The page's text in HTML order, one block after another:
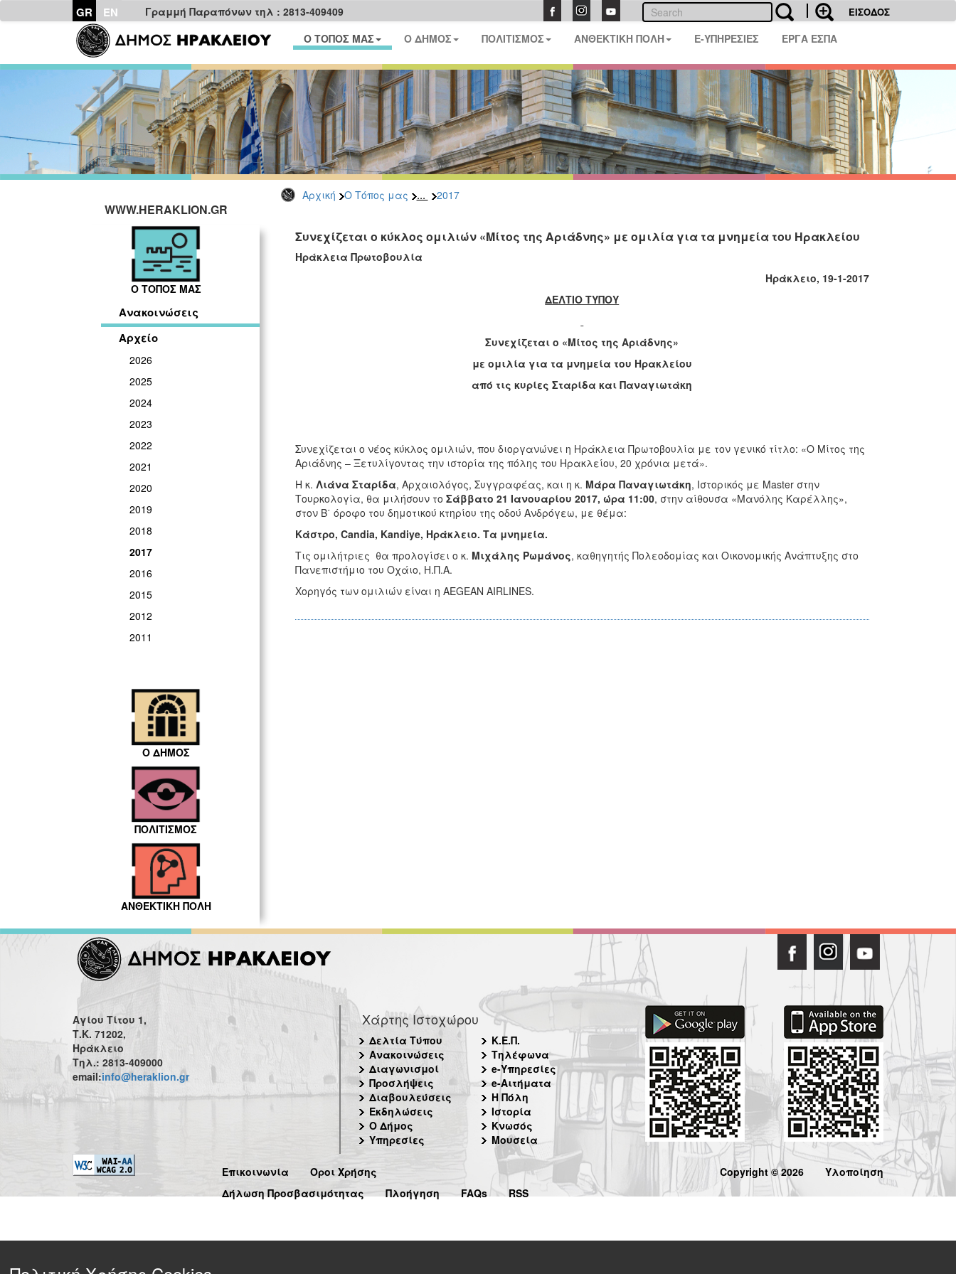
GR EN Γραμμή Παραπόνων τηλ : 2813-409409 ΕΙΣΟΔΟΣ
Ο ΤΟΠΟΣ ΜΑΣ Ο ΔΗΜΟΣ ΠΟΛΙΤΙΣΜΟΣ ΑΝΘΕΚΤΙΚΗ ΠΟΛΗ E-ΥΠΗΡΕΣΙΕΣ ΕΡΓΑ ΕΣΠΑ
Αρχική Ο Τόπος μας ... 2017
WWW.HERAKLION.GR
Ο ΤΟΠΟΣ ΜΑΣ
Ανακοινώσεις
Αρχείο
2026
2025
2024
2023
2022
2021
2020
2019
2018
2017
2016
2015
2012
2011
Ο ΔΗΜΟΣ
ΠΟΛΙΤΙΣΜΟΣ
ΑΝΘΕΚΤΙΚΗ ΠΟΛΗ
Συνεχίζεται ο κύκλος ομιλιών «Μίτος της Αριάδνης» με ομιλία για τα μνημεία του Ηρακλείου
Ηράκλεια Πρωτοβουλία
Ηράκλειο, 19-1-2017
ΔΕΛΤΙΟ ΤΥΠΟΥ
Συνεχίζεται ο «Μίτος της Αριάδνης»
με ομιλία για τα μνημεία του Ηρακλείου
από τις κυρίες Σταρίδα και Παναγιωτάκη
Συνεχίζεται ο νέος κύκλος ομιλιών, που διοργανώνει η Ηράκλεια Πρωτοβουλία με τον γενικό τίτλο: «Ο Μίτος της
Αριάδνης – Ξετυλίγοντας την ιστορία της πόλης του Ηρακλείου, 20 χρόνια μετά».
Η κ. Λιάνα Σταρίδα, Αρχαιολόγος, Συγγραφέας, και η κ. Μάρα Παναγιωτάκη, Ιστορικός με Master στην
Τουρκολογία, θα μιλήσουν το Σάββατο 21 Ιανουαρίου 2017, ώρα 11:00, στην αίθουσα «Μανόλης Καρέλλης»,
στον Β΄ όροφο του δημοτικού κτηρίου της οδού Ανδρόγεω, με θέμα:
Κάστρο, Candia, Kandiye, Ηράκλειο. Τα μνημεία.
Τις ομιλήτριες θα προλογίσει ο κ. Μιχάλης Ρωμάνος, καθηγητής Πολεοδομίας και Οικονομικής Ανάπτυξης στο
Πανεπιστήμιο του Οχάιο, Η.Π.Α.
Χορηγός των ομιλιών είναι η AEGEAN AIRLINES.
Αγίου Τίτου 1,
Τ.Κ. 71202,
Ηράκλειο
Τηλ.: 2813-409000
email:info@heraklion.gr
Χάρτης Ιστοχώρου
Δελτία Τύπου
Ανακοινώσεις
Διαγωνισμοί
Προσλήψεις
Διαβουλεύσεις
Εκδηλώσεις
Ο Δήμος
Υπηρεσίες
Κ.Ε.Π.
Τηλέφωνα
e-Υπηρεσίες
e-Αιτήματα
Η Πόλη
Ιστορία
Κνωσός
Μουσεία
Επικοινωνία
Όροι Χρήσης
Δήλωση Προσβασιμότητας
Πλοήγηση FAQs RSS
Copyright © 2026 Υλοποίηση